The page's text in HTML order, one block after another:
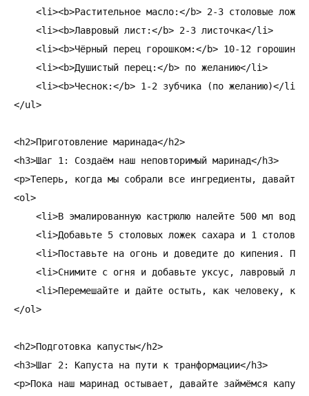
<li><b>Растительное масло:</b> 2-3 столовые
    <li><b>Лавровый лист:</b> 2-3 листочка</li>
<li><b>Чёрный перец горошком:</b> 10-12 горошин</
    <li><b>Душистый перец:</b> по желанию</li>
    <li><b>Чеснок:</b> 1-2 зубчика (по желанию)</li>
</ul>
<h2>Приготовление маринада</h2>
<h3>Шаг 1: Создаём наш неповторимый маринад</h3>
<p>Теперь, когда мы собрали все ингредиенты,
<ol>
<li>В эмалированную кастрюлю налейте 500 мл
<li>Добавьте 5 столовых ложек сахара и 1
<li>Поставьте на огонь и доведите до кипения.
<li>Снимите с огня и добавьте уксус, лавровый
<li>Перемешайте и дайте остыть, как человеку,
</ol>
<h2>Подготовка капусты</h2>
<h3>Шаг 2: Капуста на пути к транформации</h3>
<p>Пока наш маринад остывает, давайте займёмся